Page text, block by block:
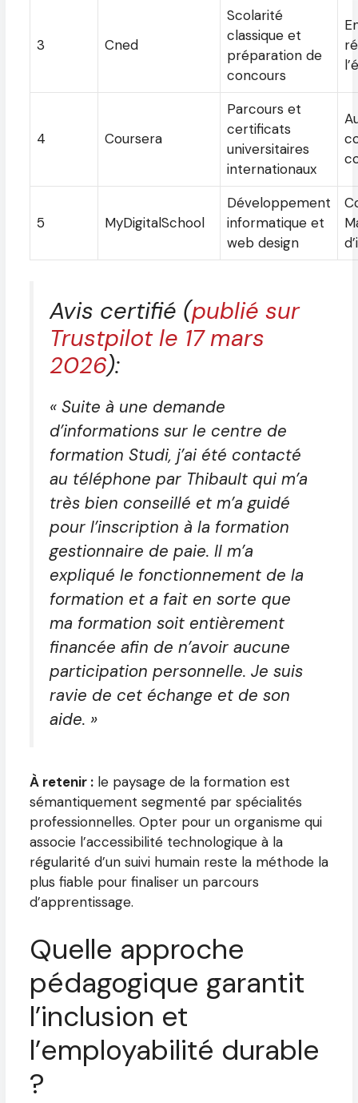
3 Cned
Scolarité
classique et
préparation de
concours
4 Coursera
Parcours et
certificats
universitaires
internationaux
5 MyDigitalSchool
Développement
informatique et
web design
Avis certifié (publié sur
Trustpilot le 17 mars
2026):
« Suite à une demande
d’informations sur le centre de
formation Studi, j’ai été contacté
au téléphone par Thibault qui m’a
très bien conseillé et m’a guidé
pour l’inscription à la formation
gestionnaire de paie. Il m’a
expliqué le fonctionnement de la
formation et a fait en sorte que
ma formation soit entièrement
financée afin de n’avoir aucune
participation personnelle. Je suis
ravie de cet échange et de son
aide. »
À retenir : le paysage de la formation est
sémantiquement segmenté par spécialités
professionnelles. Opter pour un organisme qui
associe l’accessibilité technologique à la
régularité d’un suivi humain reste la méthode la
plus fiable pour finaliser un parcours
d’apprentissage.
Quelle approche
pédagogique garantit
l’inclusion et
l’employabilité durable
?